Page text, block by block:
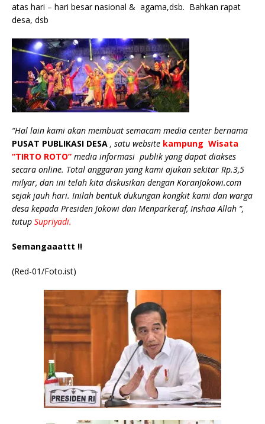
atas hari – hari besar nasional & agama,dsb. Bahkan rapat
desa, dsb
“Hal lain kami akan membuat semacam media center bernama
PUSAT PUBLIKASI DESA , satu website kampung Wisata
“TIRTO ROTO” media informasi publik yang dapat diakses
secara online. Total anggaran yang kami ajukan sekitar Rp.3,5
milyar, dan ini telah kita diskusikan dengan KoranJokowi.com
sejak jauh hari. Inilah bentuk dukungan kongkit kami dan warga
desa kepada Presiden Jokowi dan Menparkeraf, Inshaa Allah “,
tutup Supriyadi.
Semangaaattt !!
(Red-01/Foto.ist)